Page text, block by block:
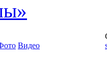
Видео